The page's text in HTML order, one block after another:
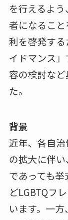
を行えるよ
者になるこ
利を啓発す
イドマンス
容の検討な
た。
背景
近年、各自
の拡大に伴
であっても
どLGBTQフ
います。一